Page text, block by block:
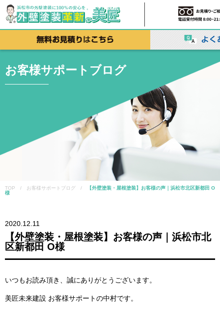
お客様サポートブログ
TOP / お客様サポートブログ /
【外壁塗装・屋根塗装】お客様の声｜浜松市北区新都田 O
様
2020.12.11
【外壁塗装・屋根塗装】お客様の声｜浜松市北
区新都田 O様
いつもお読み頂き、誠にありがとうございます。
美匠未来建設 お客様サポートの中村です。